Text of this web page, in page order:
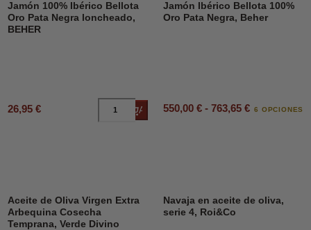
Jamón 100% Ibérico Bellota
Oro Pata Negra loncheado,
BEHER
26,95 € Añadir al carrito
Jamón Ibérico Bellota 100%
Oro Pata Negra, Beher
550,00 € - 763,65 € 6 OPCIONES
DESCUENTO45%
Aceite de Oliva Virgen Extra
Arbequina Cosecha
Temprana, Verde Divino
Navaja en aceite de oliva,
serie 4, Roi&Co